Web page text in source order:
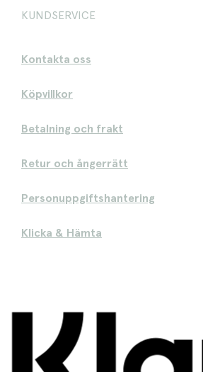
KUNDSERVICE
Kontakta oss
Köpvillkor
Betalning och frakt
Retur och ångerrätt
Personuppgiftshantering
Klicka & Hämta